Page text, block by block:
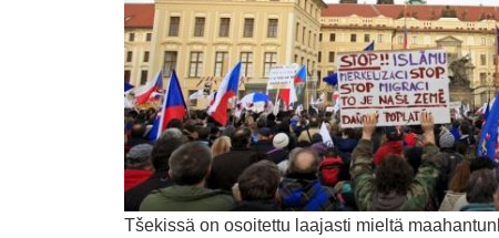
Tšekissä on osoitettu laajasti mieltä